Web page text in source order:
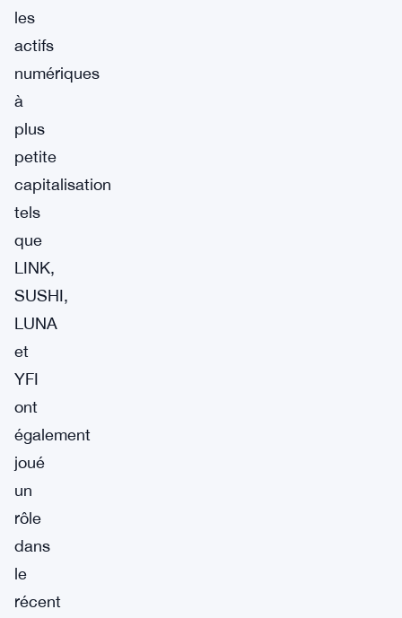
les
actifs
numériques
à
plus
petite
capitalisation
tels
que
LINK,
SUSHI,
LUNA
et
YFI
ont
également
joué
un
rôle
dans
le
récent